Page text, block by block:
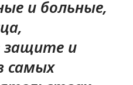
и больные,
защите и
самых